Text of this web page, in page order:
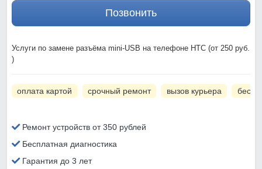
Позвонить
Услуги по замене разъёма mini-USB на телефоне HTC (от 250 руб.
)
оплата картой срочный ремонт вызов курьера
Ремонт устройств от 350 рублей
Бесплатная диагностика
Гарантия до 3 лет